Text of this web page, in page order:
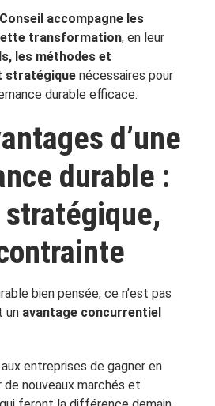
accompagne les
transformation, en leur
les méthodes et
stratégique nécessaires pour
durable efficace.
d’une
durable :
bien pensée, ce n’est pas
un avantage concurrentiel
entreprises de gagner en
nouveaux marchés et